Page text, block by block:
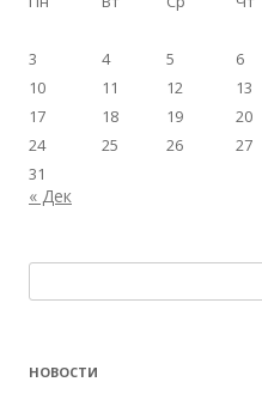
3
4 5 6
10
11 12 13
17
18 19 20
24
25 26 27
31
« Дек
НОВОСТИ